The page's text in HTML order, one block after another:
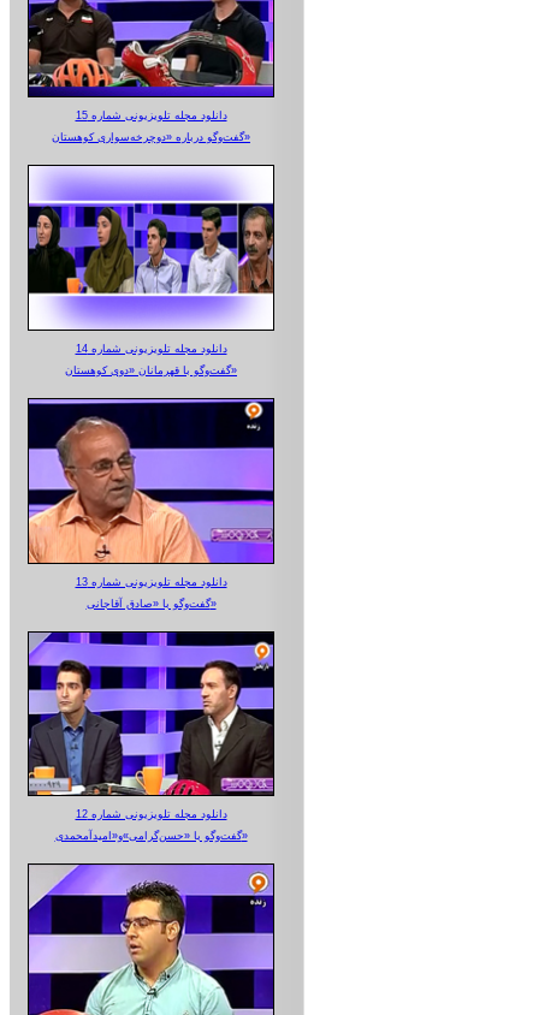
دانلود مجله تلویزیونی شماره 15
گفت‌وگو درباره «دوچرخه‌سواری کوهستان»
دانلود مجله تلویزیونی شماره 14
گفت‌وگو با قهرمانان «دوی کوهستان»
دانلود مجله تلویزیونی شماره 13
گفت‌وگو با «صادق آقاجانی»
دانلود مجله تلویزیونی شماره 12
گفت‌وگو با «حسن‌گرامی»و«امیدآمحمدی»